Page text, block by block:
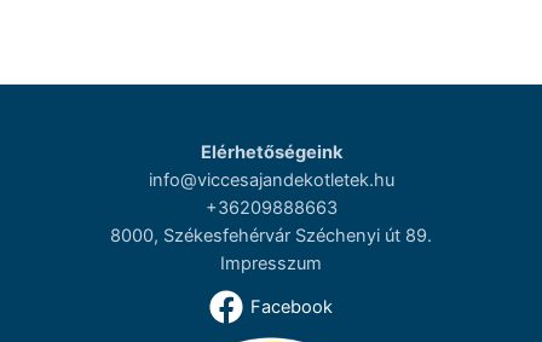
Elérhetőségeink
info@viccesajandekotletek.hu
+36209888663
8000, Székesfehérvár Széchenyi út 89.
Impresszum
Facebook